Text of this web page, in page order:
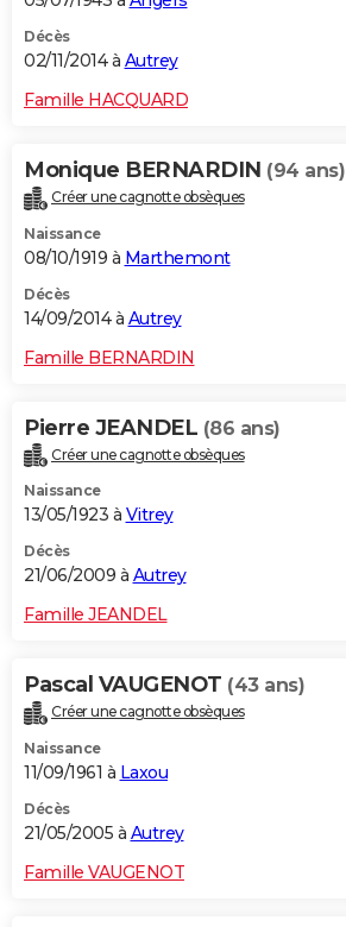
Décès
02/11/2014 à Autrey
Famille HACQUARD
Monique BERNARDIN (94 ans)
Créer une cagnotte obsèques
Naissance
08/10/1919 à Marthemont
Décès
14/09/2014 à Autrey
Famille BERNARDIN
Pierre JEANDEL (86 ans)
Créer une cagnotte obsèques
Naissance
13/05/1923 à Vitrey
Décès
21/06/2009 à Autrey
Famille JEANDEL
Pascal VAUGENOT (43 ans)
Créer une cagnotte obsèques
Naissance
11/09/1961 à Laxou
Décès
21/05/2005 à Autrey
Famille VAUGENOT